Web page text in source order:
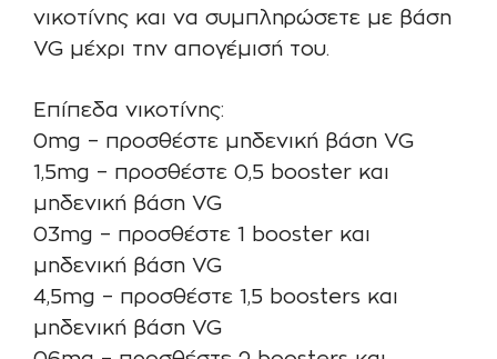
νικοτίνης και να συμπληρώσετε με βάση
VG μέχρι την απογέμισή του.
Επίπεδα νικοτίνης:
0mg – προσθέστε μηδενική βάση VG
1,5mg – προσθέστε 0,5 booster και
μηδενική βάση VG
03mg – προσθέστε 1 booster και
μηδενική βάση VG
4,5mg – προσθέστε 1,5 boosters και
μηδενική βάση VG